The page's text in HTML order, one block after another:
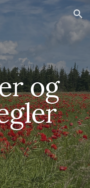
Skip to navigation
og